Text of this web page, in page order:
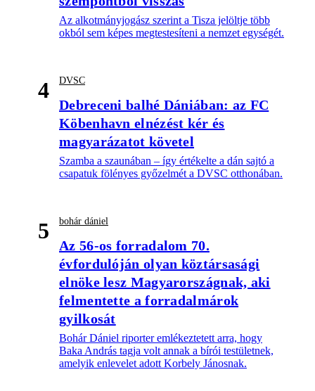
Az alkotmányjogász szerint a Tisza jelöltje több
okból sem képes megtestesíteni a nemzet egységét.
4 DVSC
Debreceni balhé Dániában: az FC
Köbenhavn elnézést kér és
magyarázatot követel
Szamba a szaunában – így értékelte a dán sajtó a
csapatuk fölényes győzelmét a DVSC otthonában.
5 bohár dániel
Az 56-os forradalom 70.
évfordulóján olyan köztársasági
elnöke lesz Magyarországnak, aki
felmentette a forradalmárok
gyilkosát
Bohár Dániel riporter emlékeztetett arra, hogy
Baka András tagja volt annak a bírói testületnek,
amelyik enlevelet adott Korbely Jánosnak.